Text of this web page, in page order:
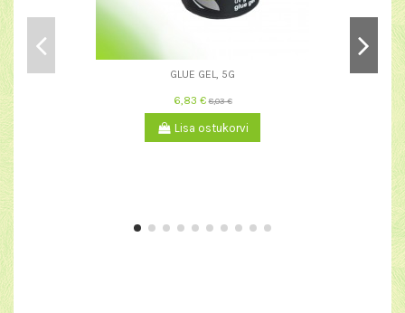
GLUE GEL, 5G
6,83 €8,03 €
Lisa ostukorvi